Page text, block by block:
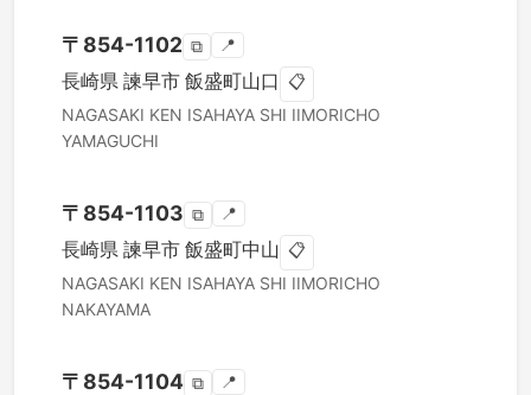
〒 854-1102 ⧉ 📍
長崎県 諫早市 飯盛町山口 📋
NAGASAKI KEN ISAHAYA SHI IIMORICHO
YAMAGUCHI
〒 854-1103 ⧉ 📍
長崎県 諫早市 飯盛町中山 📋
NAGASAKI KEN ISAHAYA SHI IIMORICHO
NAKAYAMA
〒 854-1104 ⧉ 📍